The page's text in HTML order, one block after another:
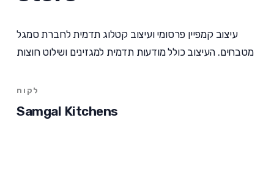
עיצוב קמפיין פרסומי ועיצוב קטלוג תדמית לחברת סמגל
מטבחים. העיצוב כולל מודעות תדמית למגזינים ושילוט חוצות
לקוח
Samgal Kitchens